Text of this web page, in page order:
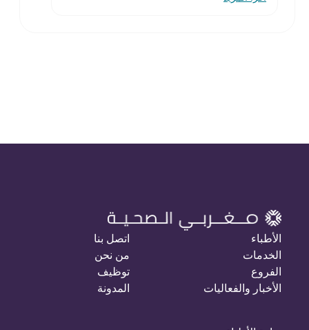
الأطباء
الخدمات
الفروع
الأخبار والفعاليات
اتصل بنا
من نحن
توظيف
المدونة